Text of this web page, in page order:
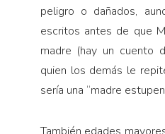
peligro o dañados,
escritos antes de que
madre (hay un cuento
quien los demás le
sería una “madre
También edades